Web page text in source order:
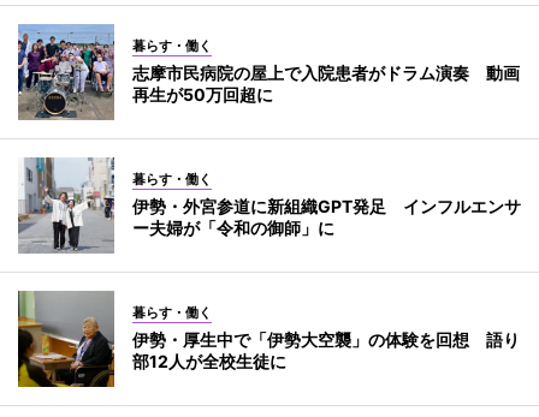
暮らす・働く
志摩市民病院の屋上で入院患者がドラム演奏 動画
再生が50万回超に
暮らす・働く
伊勢・外宮参道に新組織GPT発足 インフルエンサ
ー夫婦が「令和の御師」に
暮らす・働く
伊勢・厚生中で「伊勢大空襲」の体験を回想 語り
部12人が全校生徒に